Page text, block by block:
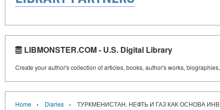
LIBMONSTER.COM - U.S. Digital Library
Create your author's collection of articles, books, author's works,
Home › Diaries › ТУРКМЕНИСТАН. НЕФТЬ И ГАЗ КАК ОСНОВА